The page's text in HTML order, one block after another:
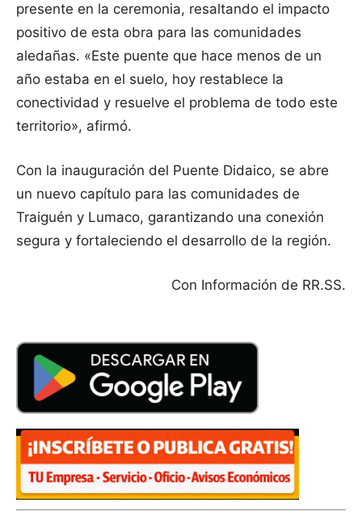
presente en la ceremonia, resaltando el impacto
positivo de esta obra para las comunidades
aledañas. «Este puente que hace menos de un
año estaba en el suelo, hoy restablece la
conectividad y resuelve el problema de todo este
territorio», afirmó.
Con la inauguración del Puente Didaico, se abre
un nuevo capítulo para las comunidades de
Traiguén y Lumaco, garantizando una conexión
segura y fortaleciendo el desarrollo de la región.
Con Información de RR.SS.